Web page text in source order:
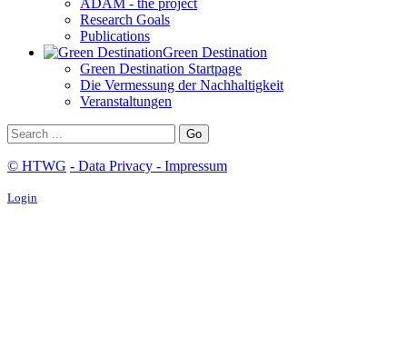
Research Goals
Publications
Green Destination
Green Destination Startpage
Die Vermessung der Nachhaltigkeit
Veranstaltungen
Go
© HTWG - Data Privacy - Impressum
Login